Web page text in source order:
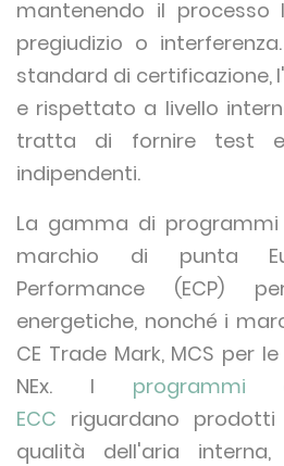
mantenendo il processo
pregiudizio o
standard di certificazione,
e rispettato a livello
tratta di fornire test
indipendenti.
La gamma di programmi
marchio di punta
Performance (ECP)
energetiche, nonché i
CE Trade Mark, MCS per
NEx. I programmi
ECC riguardano
qualità dell'aria